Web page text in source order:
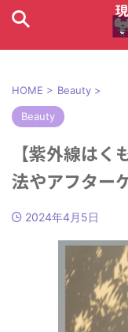
HOME > Beauty >
Beauty
【紫外線は
法やアフター
2024年4月5日